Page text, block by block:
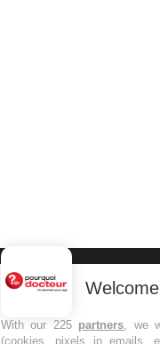
NEWSLETTER
Welcome
With our 225 partners, we
(cookies, pixels in emails,